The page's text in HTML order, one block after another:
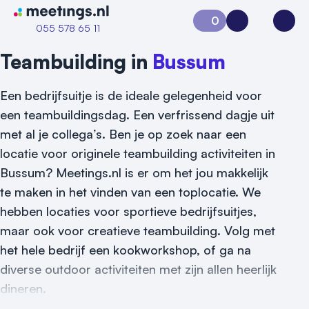
Naar home van Meetings
055 578 65 11
0
Aanvraag 0Inloggen
Teambuilding in Bussum
Een bedrijfsuitje is de ideale gelegenheid voor
een teambuildingsdag. Een verfrissend dagje uit
met al je collega’s. Ben je op zoek naar een
locatie voor originele teambuilding activiteiten in
Bussum? Meetings.nl is er om het jou makkelijk
te maken in het vinden van een toplocatie. We
hebben locaties voor sportieve bedrijfsuitjes,
maar ook voor creatieve teambuilding. Volg met
het hele bedrijf een kookworkshop, of ga na
diverse outdoor activiteiten met zijn allen heerlijk
dineren.